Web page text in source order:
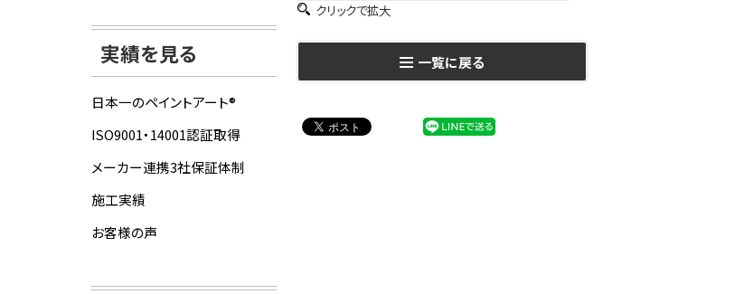
クリックで拡大
一覧に戻る
実績を見る
日本一のペイントアート®
ISO9001・14001認証取得
メーカー連携3社保証体制
施工実績
お客様の声